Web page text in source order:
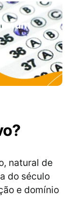
natural de
do século
e domínio